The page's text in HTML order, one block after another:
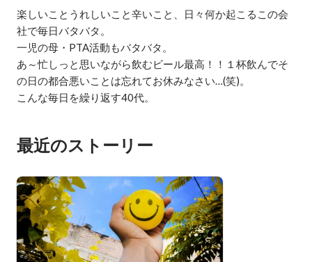
楽しいことうれしいこと辛いこと、日々何か起こるこの会
社で毎日バタバタ。
一児の母・PTA活動もバタバタ。
あ～忙しっと思いながら飲むビール最高！！１杯飲んでそ
の日の都合悪いことは忘れてお休みなさい…(笑)。
こんな毎日を繰り返す40代。
最近のストーリー